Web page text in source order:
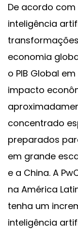
De acordo com
inteligência
economia
o PIB Global
impacto
concentrado
preparados
em grande
e a China. A
na América
tenha um
inteligência